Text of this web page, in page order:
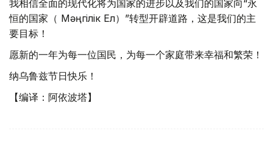
我相信全面的现代化将为国家的进步以及我们的国家向“永
恒的国家（ Мәңгілік Ел）”转型开辟道路，这是我们的主
要目标！
愿新的一年为每一位国民，为每一个家庭带来幸福和繁荣！
纳乌鲁兹节日快乐！
【编译：阿依波塔】